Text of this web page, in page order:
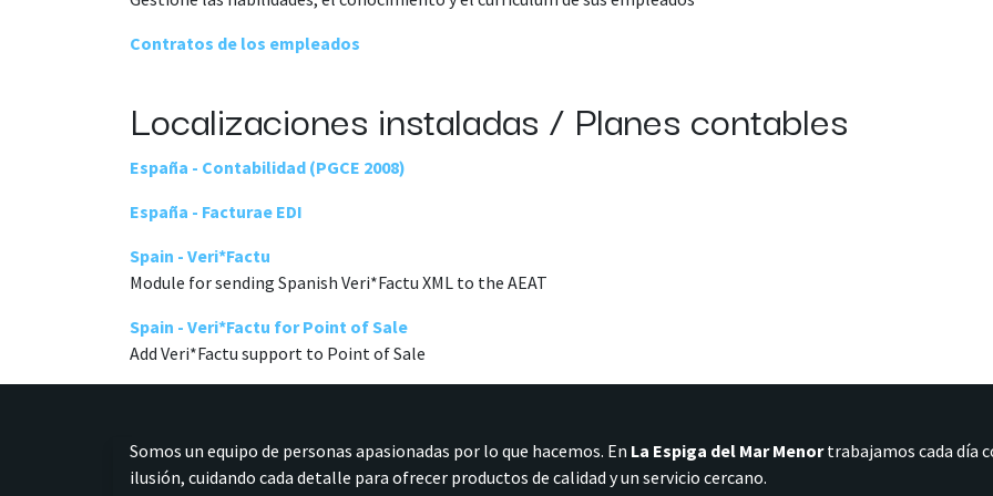
Contratos de los empleados
Localizaciones instaladas / Planes contables
España - Contabilidad (PGCE 2008)
España - Facturae EDI
Spain - Veri*Factu
Module for sending Spanish Veri*Factu XML to the AEAT
Spain - Veri*Factu for Point of Sale
Add Veri*Factu support to Point of Sale
Somos un equipo de personas apasionadas por lo que hacemos. En La Espiga del Mar Menortrabajamos cada día
ilusión, cuidando cada detalle para ofrecer productos de calidad y un servicio cercano.